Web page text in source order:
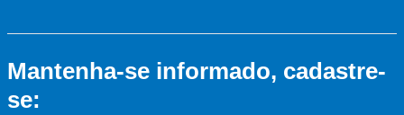
Mantenha-se informado, cadastre-
se: